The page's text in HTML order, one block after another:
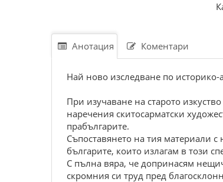
Анотация Коментари
Най ново изследване по
При изучаване на старото
наречения скитосарматски
прабългарите.
Съпоставянето на тия материали
българите, които излагам в този
С пълна вяра, че допринасям
скромния си труд пред